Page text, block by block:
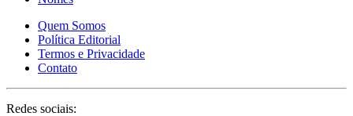
Quem Somos
Política Editorial
Termos e Privacidade
Contato
Redes sociais: